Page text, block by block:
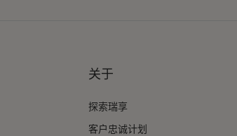
关于
探索瑞享
客户忠诚计划